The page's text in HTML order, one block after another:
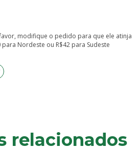
modifique o pedido para que ele atinja
Nordeste ou R$42 para Sudeste
relacionados